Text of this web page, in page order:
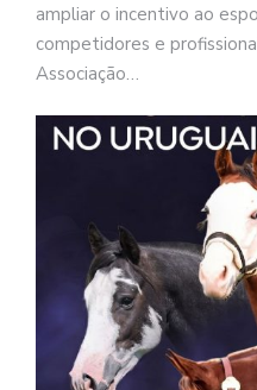
ampliar o incentivo ao
competidores e
Associação…